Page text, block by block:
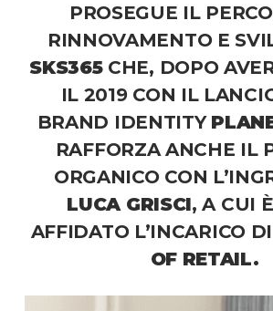
PROSEGUE IL
RINNOVAMENTO E
SKS365CHE, DOPO
IL 2019 CON IL
BRAND IDENTITY
RAFFORZA ANCHE IL
ORGANICO CON
LUCA GRISCI, A CUI
AFFIDATO L’INCARICO DI
OF RETAIL.